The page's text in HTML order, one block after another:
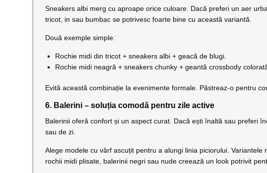
Sneakers albi merg cu aproape orice culoare. Dacă preferi un aer
tricot, in sau bumbac se potrivesc foarte bine cu această variantă.
Două exemple simple:
Rochie midi din tricot + sneakers albi + geacă de blugi.
Rochie midi neagră + sneakers chunky + geantă crossbody
Evită această combinație la evenimente formale. Păstreaz-o pentru
6. Balerini – soluția comodă pentru zile active
Balerinii oferă confort și un aspect curat. Dacă ești înaltă sau preferi
sau de zi.
Alege modele cu vârf ascuțit pentru a alungi linia piciorului.
rochii midi plisate, balerinii negri sau nude creează un look potrivit